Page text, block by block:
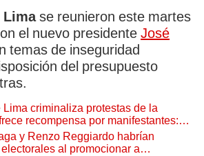
Limase reunieron este martes
el nuevo presidente José
temas de inseguridad
del presupuesto
criminaliza protestas de la
recompensa por manifestantes:
paga"
y Renzo Reggiardo habrían
al promocionar a